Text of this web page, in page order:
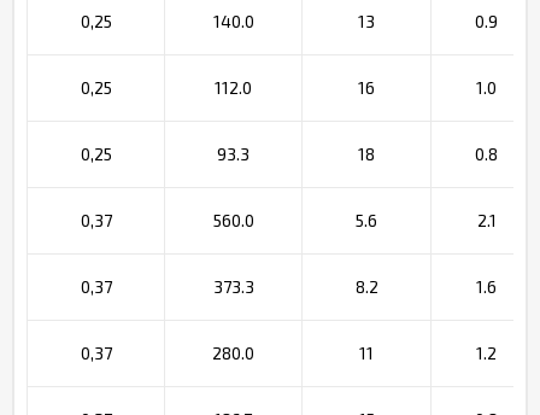
0,25 140.0 13 0.9
0,25 112.0 16 1.0
0,25 93.3 18 0.8
0,37 560.0 5.6 2.1
0,37 373.3 8.2 1.6
0,37 280.0 11 1.2